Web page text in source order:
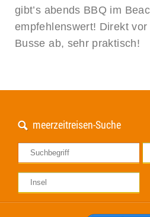
gibt’s abends BBQ im
empfehlenswert! Direkt
Busse ab, sehr praktisch!
meerzeitreisen-Suche